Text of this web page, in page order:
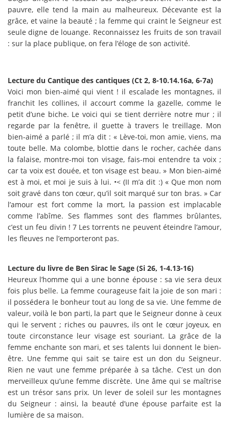
pauvre, elle tend la main au malheureux. Décevante est la
grâce, et vaine la beauté ; la femme qui craint le Seigneur est
seule digne de louange. Reconnaissez les fruits de son travail
: sur la place publique, on fera l’éloge de son activité.
Lecture du Cantique des cantiques (Ct 2, 8-10.14.16a, 6-7a)
Voici mon bien-aimé qui vient ! il escalade les montagnes, il
franchit les collines, il accourt comme la gazelle, comme le
petit d’une biche. Le voici qui se tient derrière notre mur ; il
regarde par la fenêtre, il guette à travers le treillage. Mon
bien-aimé a parlé ; il m’a dit : « Lève-toi, mon amie, viens, ma
toute belle. Ma colombe, blottie dans le rocher, cachée dans
la falaise, montre-moi ton visage, fais-moi entendre ta voix ;
car ta voix est douée, et ton visage est beau. » Mon bien-aimé
est à moi, et moi je suis à lui. •< (II m’a dit :) « Que mon nom
soit gravé dans ton cœur, qu’il soit marqué sur ton bras. » Car
l’amour est fort comme la mort, la passion est implacable
comme l’abîme. Ses flammes sont des flammes brûlantes,
c’est un feu divin ! 7 Les torrents ne peuvent éteindre l’amour,
les fleuves ne l’emporteront pas.
Lecture du livre de Ben Sirac le Sage (Si 26, 1-4.13-16)
Heureux l’homme qui a une bonne épouse : sa vie sera deux
fois plus belle. La femme courageuse fait la joie de son mari :
il possédera le bonheur tout au long de sa vie. Une femme de
valeur, voilà le bon parti, la part que le Seigneur donne à ceux
qui le servent ; riches ou pauvres, ils ont le cœur joyeux, en
toute circonstance leur visage est souriant. La grâce de la
femme enchante son mari, et ses talents lui donnent le bien-
être. Une femme qui sait se taire est un don du Seigneur.
Rien ne vaut une femme préparée à sa tâche. C’est un don
merveilleux qu’une femme discrète. Une âme qui se maîtrise
est un trésor sans prix. Un lever de soleil sur les montagnes
du Seigneur : ainsi, la beauté d’une épouse parfaite est la
lumière de sa maison.